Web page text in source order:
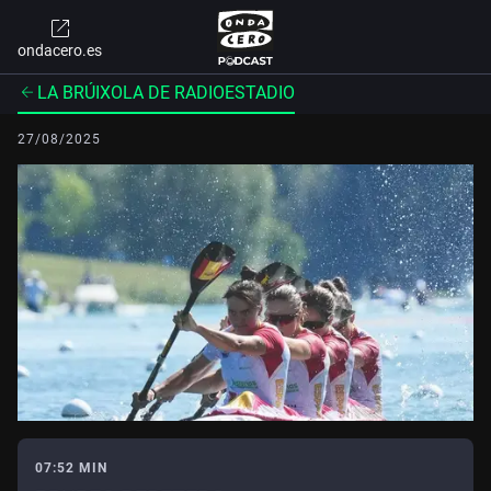
ondacero.es
LA BRÚIXOLA DE RADIOESTADIO
27/08/2025
07:52 MIN